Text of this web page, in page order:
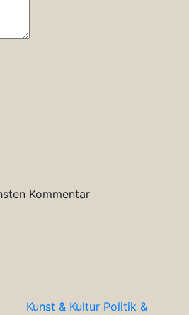
Kommentar
Kunst & Kultur Politik &